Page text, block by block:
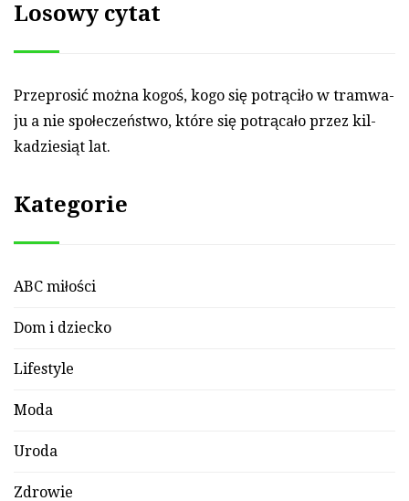
Losowy cytat
Przep­ro­sić można ko­goś, ko­go się potrąciło w tram­wa­
ju a nie społeczeństwo, które się potrącało przez kil­
kadziesiąt lat.
Kategorie
ABC miłości
Dom i dziecko
Lifestyle
Moda
Uroda
Zdrowie